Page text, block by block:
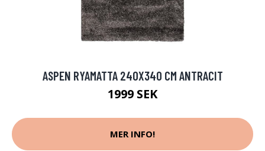
ASPEN RYAMATTA 240X340 CM ANTRACIT
1999 SEK
MER INFO!